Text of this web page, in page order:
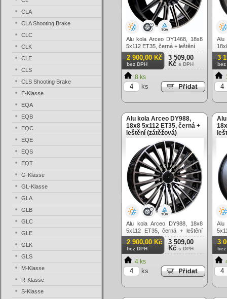
Alu kola Arceo DY1468, 18x8
5x112 ET35, černá + leštění
2 900,00 Kč
bez DPH
3 509,00
Kč s DPH
8 ks
ks
Alu
3
bez
Alu kola Arceo DY988,
18x8 5x112 ET35, černá +
leštění (zátěžová)
Alu kola Arceo DY988, 18x8
5x112 ET35, černá + leštění
(zátěžová)
2 900,00 Kč
bez DPH
3 509,00
Kč s DPH
4 ks
ks
Alu
3
bez
CLA
CLA Shooting Brake
CLC
CLK
CLE
CLS
CLS Shooting Brake
E-Klasse
EQA
EQB
EQC
EQE
EQS
EQT
G-Klasse
GL-Klasse
GLA
GLB
GLC
GLE
GLK
GLS
M-Klasse
R-Klasse
S-Klasse